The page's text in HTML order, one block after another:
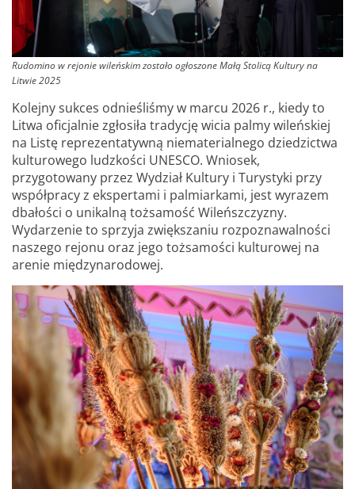
Rudomino w rejonie wileńskim zostało ogłoszone Małą Stolicą Kultury na
Litwie 2025
Kolejny sukces odnieśliśmy w marcu 2026 r., kiedy to
Litwa oficjalnie zgłosiła tradycję wicia palmy wileńskiej
na Listę reprezentatywną niematerialnego dziedzictwa
kulturowego ludzkości UNESCO. Wniosek,
przygotowany przez Wydział Kultury i Turystyki przy
współpracy z ekspertami i palmiarkami, jest wyrazem
dbałości o unikalną tożsamość Wileńszczyzny.
Wydarzenie to sprzyja zwiększaniu rozpoznawalności
naszego rejonu oraz jego tożsamości kulturowej na
arenie międzynarodowej.